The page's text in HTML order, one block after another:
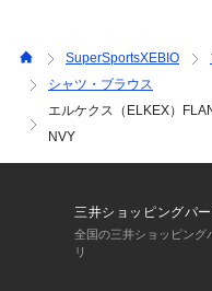
※総柄の商品については、
とにパターン(柄)が異なる
そのため、掲載画像とは
ありますが、商品自体の
※ブラウザやお使いのモ
商品の色味が若干異なる
※掲載の価格・製品のパ
SuperSportsXEBIO
シャツ・ブラウス
エルケクス（ELKEX）
NVY
三井ショッピングパ
全国の三井ショッピング
リ